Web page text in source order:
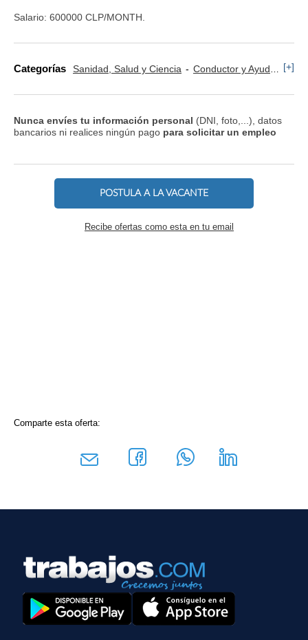
Salario: 600000 CLP/MONTH.
Categorías Sanidad, Salud y Ciencia Conductor y Ayudante Ambulancia [+]
Nunca envíes tu información personal (DNI, foto,...), datos
bancarios ni realices ningún pago para solicitar un empleo
POSTULA A LA VACANTE
Recibe ofertas como esta en tu email
Comparte esta oferta: